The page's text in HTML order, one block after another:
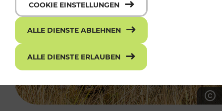
COOKIE EINSTELLUNGEN
ALLE DIENSTE ABLEHNEN
ALLE DIENSTE ERLAUBEN